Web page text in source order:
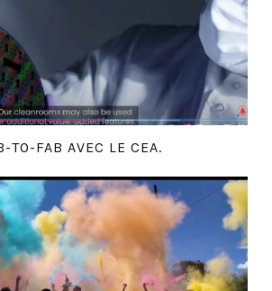
TO-FAB AVEC LE CEA.